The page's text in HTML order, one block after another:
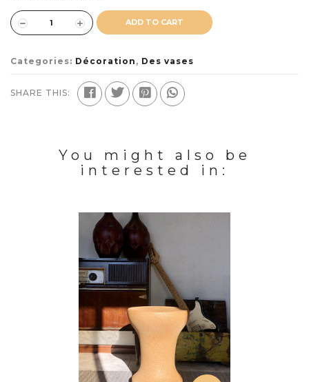
ADD TO CART
Categories: Décoration , Des vases
SHARE THIS:
You might also be
interested in: